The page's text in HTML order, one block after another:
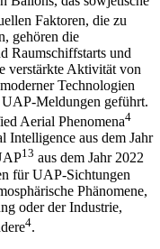
Faktoren, die zu
gehören die
Raumschiffstarts und
verstärkte Aktivität von
Technologien
Meldungen geführt.
Aerial Phenomena4
aus dem Jahr
13 aus dem Jahr 2022
für UAP-Sichtungen
Phänomene,
oder der Industrie,
4.